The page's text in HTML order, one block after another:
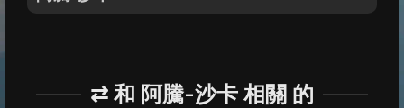
⇄ 和 阿騰-沙卡 相關 的